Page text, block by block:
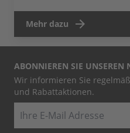
Mehr dazu
ABONNIEREN SIE UNSEREN
Wir informieren Sie
und Rabattaktionen.